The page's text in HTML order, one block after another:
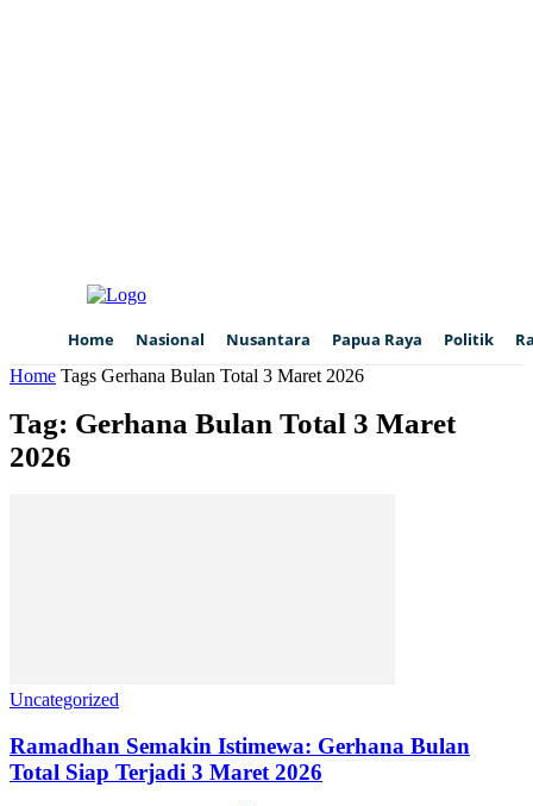
Home Nasional Nusantara Papua Raya Politik
Home Tags Gerhana Bulan Total 3 Maret 2026
Tag: Gerhana Bulan Total 3 Maret
2026
Uncategorized
Ramadhan Semakin Istimewa: Gerhana Bulan
Total Siap Terjadi 3 Maret 2026